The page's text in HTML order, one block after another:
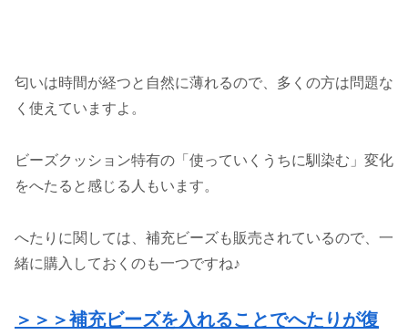
匂いは時間が経つと自然に薄れるので、多くの方は問題な
く使えていますよ。
ビーズクッション特有の「使っていくうちに馴染む」変化
をへたると感じる人もいます。
へたりに関しては、補充ビーズも販売されているので、一
緒に購入しておくのも一つですね♪
＞＞＞補充ビーズを入れることでへたりが復